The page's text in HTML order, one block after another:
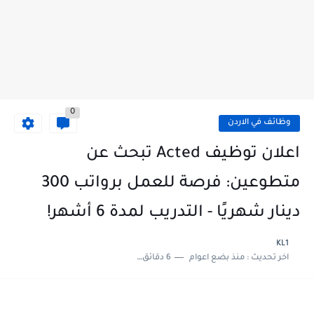
وظائف في الاردن
0
اعلان توظيف Acted تبحث عن
متطوعين: فرصة للعمل برواتب 300
دينار شهريًا - التدريب لمدة 6 أشهر!
KL1
اخر تحديث :منذ بضع اعوام 6 دقائق للقراءة